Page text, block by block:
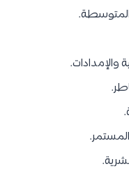
والإمدادات.